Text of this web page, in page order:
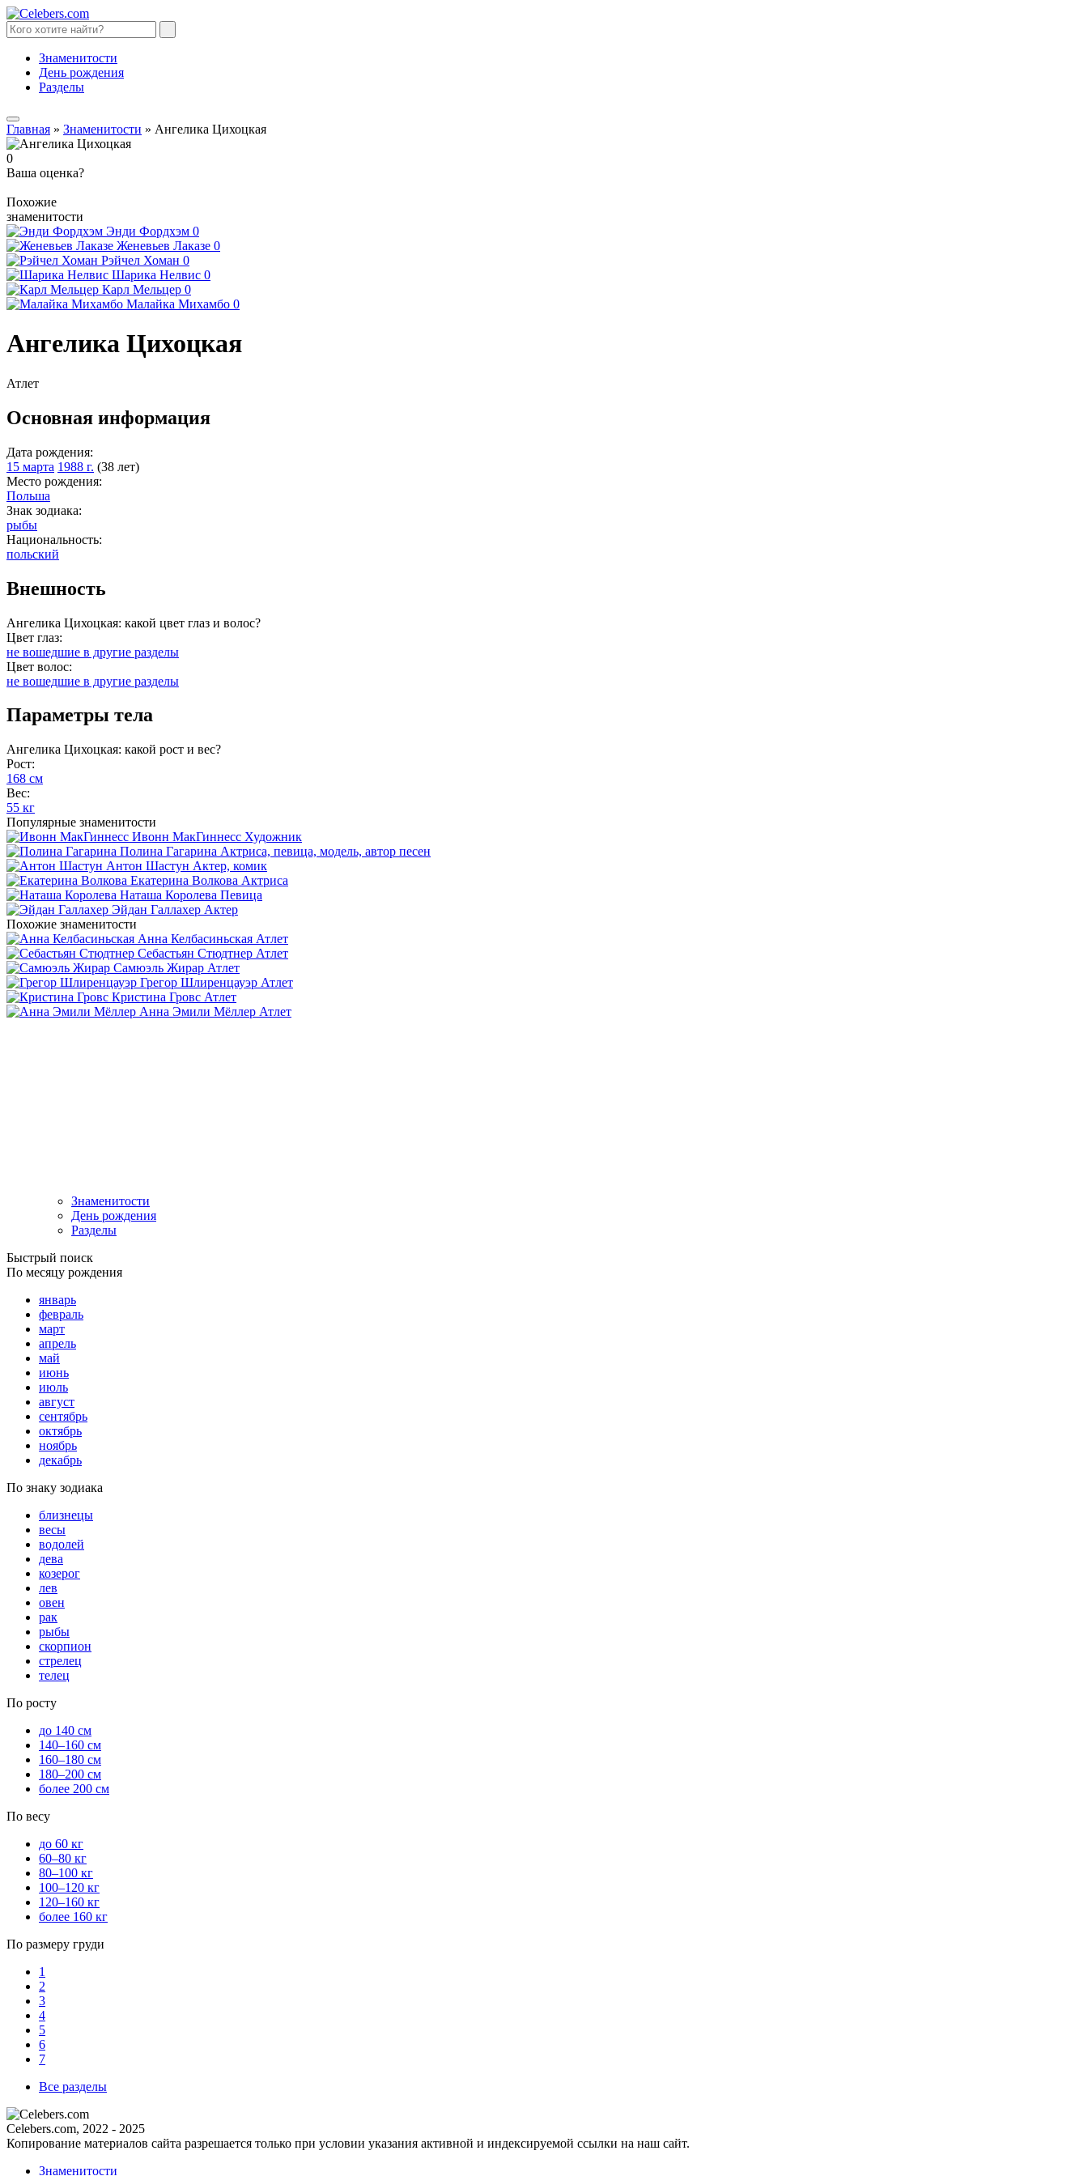
Знаменитости
День рождения
Разделы
Главная » Знаменитости » Ангелика Цихоцкая
0
Ваша оценка?
Похожие
знаменитости
Энди Фордхэм 0
Женевьев Лаказе 0
Рэйчел Хоман 0
Шарика Нелвис 0
Карл Мельцер 0
Малайка Михамбо 0
Ангелика Цихоцкая
Атлет
Основная информация
Дата рождения:
15 марта 1988 г. (38 лет)
Место рождения:
Польша
Знак зодиака:
рыбы
Национальность:
польский
Внешность
Ангелика Цихоцкая: какой цвет глаз и волос?
Цвет глаз:
не вошедшие в другие разделы
Цвет волос:
не вошедшие в другие разделы
Параметры тела
Ангелика Цихоцкая: какой рост и вес?
Рост:
168 см
Вес:
55 кг
Популярные знаменитости
Ивонн МакГиннесс Художник
Полина Гагарина Актриса, певица, модель, автор песен
Антон Шастун Актер, комик
Екатерина Волкова Актриса
Наташа Королева Певица
Эйдан Галлахер Актер
Похожие знаменитости
Анна Келбасиньская Атлет
Себастьян Стюдтнер Атлет
Самюэль Жирар Атлет
Грегор Шлиренцауэр Атлет
Кристина Гровс Атлет
Анна Эмили Мёллер Атлет
Знаменитости
День рождения
Разделы
Быстрый поиск
По месяцу рождения
январь
февраль
март
апрель
май
июнь
июль
август
сентябрь
октябрь
ноябрь
декабрь
По знаку зодиака
близнецы
весы
водолей
дева
козерог
лев
овен
рак
рыбы
скорпион
стрелец
телец
По росту
до 140 см
140–160 см
160–180 см
180–200 см
более 200 см
По весу
до 60 кг
60–80 кг
80–100 кг
100–120 кг
120–160 кг
более 160 кг
По размеру груди
1
2
3
4
5
6
7
Все разделы
Celebers.com, 2022 - 2025
Копирование материалов сайта разрешается только при условии указания активной и индексируемой ссылки на наш сайт.
Знаменитости